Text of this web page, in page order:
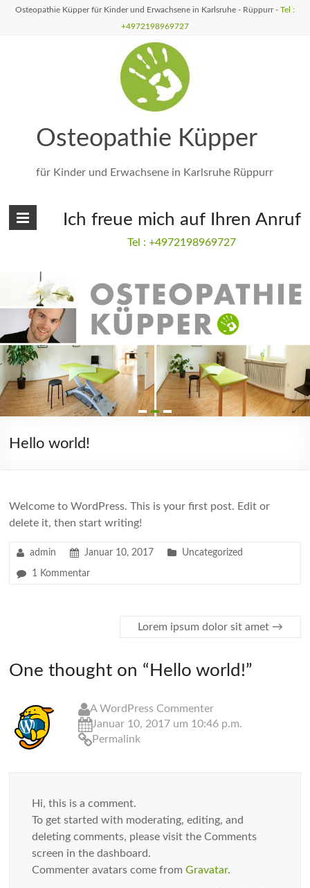
Osteopathie Küpper für Kinder und Erwachsene in Karlsruhe - Rüppurr - Tel :
+4972198969727
Osteopathie Küpper
für Kinder und Erwachsene in Karlsruhe Rüppurr
Ich freue mich auf Ihren Anruf
Tel : +4972198969727
Hello world!
Welcome to WordPress. This is your first post. Edit or
delete it, then start writing!
admin Januar 10, 2017 Uncategorized
1 Kommentar
Lorem ipsum dolor sit amet →
One thought on “ Hello world!”
A WordPress Commenter
Januar 10, 2017 um 10:46 p.m.
Permalink
Hi, this is a comment.
To get started with moderating, editing, and
deleting comments, please visit the Comments
screen in the dashboard.
Commenter avatars come fromGravatar.